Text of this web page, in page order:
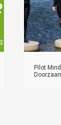
Pilot